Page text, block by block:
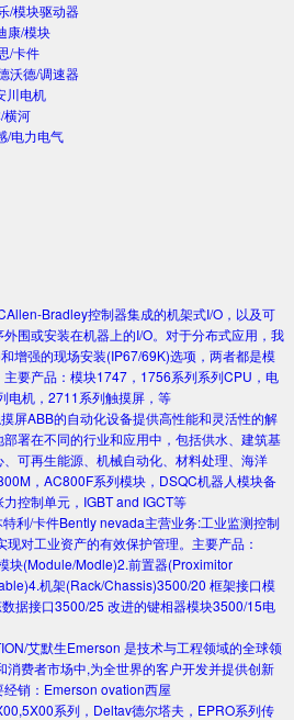
/模块驱动器
康/模块
/卡件
沃德/调速器
川电机
横河
/电力电气
Allen-Bradley控制器集成的机架式I/O，以及可
围或安装在机器上的I/O。对于分布式应用，我
增强的现场安装(IP67/69K)选项，两者都是模
主要产品：模块1747，1756系列系列CPU，电
电机，2711系列触摸屏，等
屏ABB的自动化设备提供高性能和灵活性的解
署在不同的行业和应用中，包括供水、建筑基
可再生能源、机械自动化、材料处理、海洋
，AC800F系列模块，DSQC机器人模块备
控制单元，IGBT and IGCT等
利/卡件Bently nevada主营业务:工业监测控制
现对工业资产的有效保护管理。主要产品：
块(Module/Modle)2.前置器(Proximitor
机架(Rack/Chassis)3500/20 框架接口模
据接口3500/25 改进的键相器模块3500/15电
艾默生Emerson 是技术与工程领域的全球领
消费者市场中,为全世界的客户开发并提供创新
销：Emerson ovation西屋
系列，Deltav德尔塔夫，EPRO系列传